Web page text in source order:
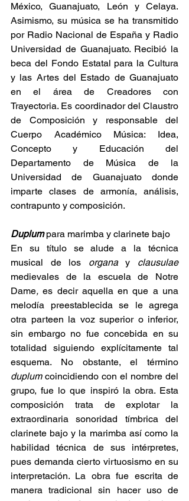
México, Guanajuato, León y Celaya.
Asimismo, su música se ha transmitido
por Radio Nacional de España y Radio
Universidad de Guanajuato. Recibió la
beca del Fondo Estatal para la Cultura
y las Artes del Estado de Guanajuato
en el área de Creadores con
Trayectoria. Es coordinador del Claustro
de Composición y responsable del
Cuerpo Académico Música: Idea,
Concepto y Educación del
Departamento de Música de la
Universidad de Guanajuato donde
imparte clases de armonía, análisis,
contrapunto y composición.
Duplum para marimba y clarinete bajo
En su título se alude a la técnica
musical de los organa y clausulae
medievales de la escuela de Notre
Dame, es decir aquella en que a una
melodía preestablecida se le agrega
otra parteen la voz superior o inferior,
sin embargo no fue concebida en su
totalidad siguiendo explícitamente tal
duplum coincidiendo con el nombre del
grupo, fue lo que inspiró la obra. Esta
composición trata de explotar la
extraordinaria sonoridad tímbrica del
clarinete bajo y la marimba así como la
habilidad técnica de sus intérpretes,
pues demanda cierto virtuosismo en su
interpretación. La obra fue escrita de
manera tradicional sin hacer uso de